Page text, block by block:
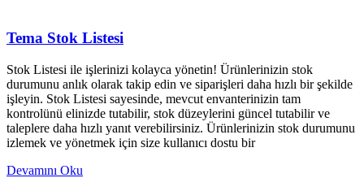
Tema Stok Listesi
Stok Listesi ile işlerinizi kolayca yönetin! Ürünlerinizin stok
durumunu anlık olarak takip edin ve siparişleri daha hızlı bir şekilde
işleyin. Stok Listesi sayesinde, mevcut envanterinizin tam
kontrolünü elinizde tutabilir, stok düzeylerini güncel tutabilir ve
taleplere daha hızlı yanıt verebilirsiniz. Ürünlerinizin stok durumunu
izlemek ve yönetmek için size kullanıcı dostu bir
Devamını Oku